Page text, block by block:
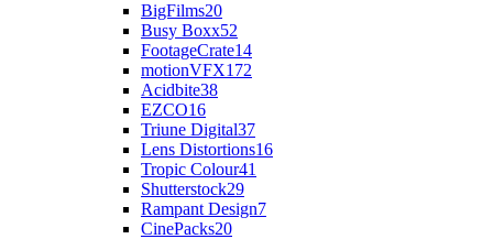
BigFilms20
Busy Boxx52
FootageCrate14
motionVFX172
Acidbite38
EZCO16
Triune Digital37
Lens Distortions16
Tropic Colour41
Shutterstock29
Rampant Design7
CinePacks20